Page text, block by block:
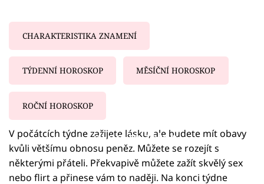
Sledujte nás
CHARAKTERISTIKA ZNAMENÍ
TÝDENNÍ HOROSKOP MĚSÍČNÍ HOROSKOP
ROČNÍ HOROSKOP
Failed to fetch
V počátcích týdne zažijete lásku, ale budete mít obavy
kvůli většímu obnosu peněz. Můžete se rozejít s
některými přáteli. Překvapivě můžete zažít skvělý sex
nebo flirt a přinese vám to naději. Na konci týdne